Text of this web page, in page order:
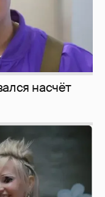
о съёмках для